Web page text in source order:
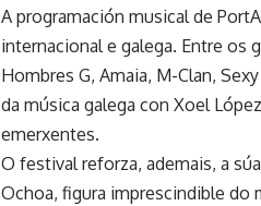
A programación musical de
internacional e galega. Entre os
Hombres G, Amaia, M-Clan,
da música galega con Xoel
emerxentes.
O festival reforza, ademais, a
Ochoa, figura imprescindible do